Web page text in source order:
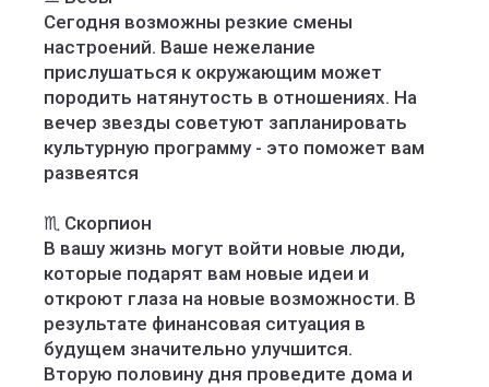
Сегодня возможны резкие смены
настроений. Ваше нежелание
прислушаться к окружающим может
породить натянутость в отношениях. На
вечер звезды советуют запланировать
культурную программу - это поможет вам
развеятся
♏️ Скорпион
В вашу жизнь могут войти новые люди,
которые подарят вам новые идеи и
откроют глаза на новые возможности. В
результате финансовая ситуация в
будущем значительно улучшится.
Вторую половину дня проведите дома и